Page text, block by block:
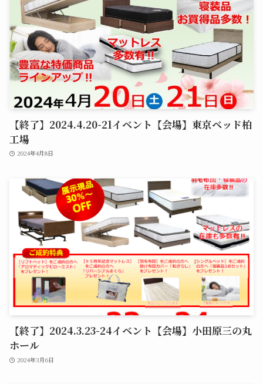
【終了】2024.4.20-21イベント【会場】東京ベッド柏
工場
2024年4月8日
【終了】2024.3.23-24イベント【会場】小田原三の丸
ホール
2024年3月6日